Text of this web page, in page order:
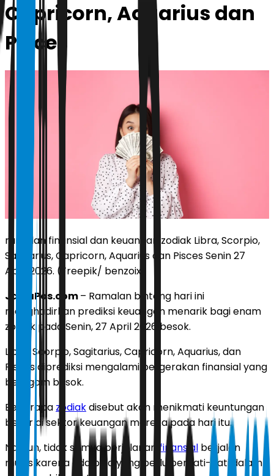
Capricorn, Aquarius dan
Pisces
ramalan finansial dan keuangan zodiak Libra, Scorpio,
Sagitarius, Capricorn, Aquarius dan Pisces Senin 27
April 2026. (Freepik/ benzoix)
JawaPos.com– Ramalan bintang hari ini
menghadirkan prediksi keuangan menarik bagi enam
zodiak pada Senin, 27 April 2026 besok.
Libra, Scorpio, Sagitarius, Capricorn, Aquarius, dan
Pisces diprediksi mengalami pergerakan finansial yang
beragam besok.
Beberapa zodiakdisebut akan menikmati keuntungan
besar di sektor keuangan mereka pada hari itu.
Namun, tidak semua perjalanan finansial berjalan
mulus karena ada pula yang perlu berhati-hati dalam